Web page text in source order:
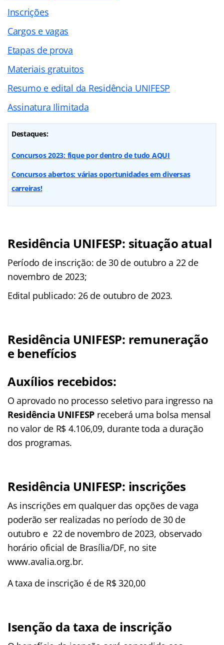
Inscrições
Cargos e vagas
Etapas de prova
Materiais gratuitos
Resumo e edital da Residência UNIFESP
Assinatura Ilimitada
Destaques:
Concursos 2023: fique por dentro de tudo AQUI
Concursos abertos: várias oportunidades em diversas
carreiras!
Residência UNIFESP: situação atual
Período de inscrição: de 30 de outubro a 22 de
novembro de 2023;
Edital publicado: 26 de outubro de 2023.
Residência UNIFESP: remuneração
e benefícios
Auxílios recebidos:
O aprovado no processo seletivo para ingresso na
Residência UNIFESP receberá uma bolsa mensal
no valor de R$ 4.106,09, durante toda a duração
dos programas.
Residência UNIFESP: inscrições
As inscrições em qualquer das opções de vaga
poderão ser realizadas no período de 30 de
outubro e 22 de novembro de 2023, observado
horário oficial de Brasília/DF, no site
www.avalia.org.br.
A taxa de inscrição é de R$ 320,00
Isenção da taxa de inscrição